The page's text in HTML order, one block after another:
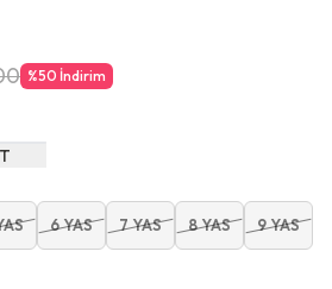
%50 İndirim
6 YAS 7 YAS 8 YAS 9 YAS